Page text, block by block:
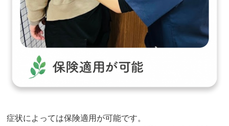
症状によっては保険適用が可能です。